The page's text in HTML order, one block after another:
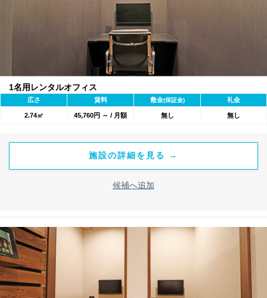
1名用レンタルオフィス
広さ 賃料 敷金(保証金) 礼金
2.74㎡ 45,760円 ～ / 月額 無し 無し
施設の詳細を見る →
候補へ追加